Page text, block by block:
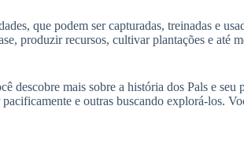
que podem ser capturadas, treinadas e
produzir recursos, cultivar plantações e até
mais sobre a história dos Pals e seu
e outras buscando explorá-los.